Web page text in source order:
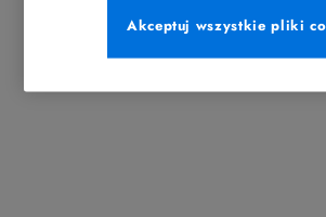
Akceptuj wszystkie pliki